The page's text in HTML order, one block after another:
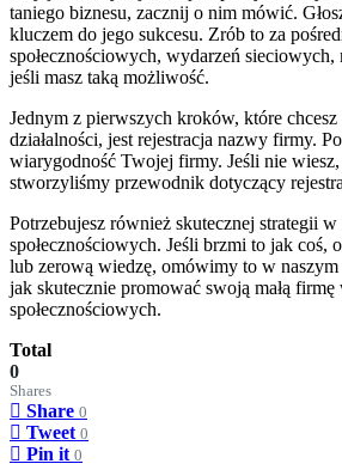
taniego biznesu, zacznij o nim mówić.
kluczem do jego sukcesu. Zrób to za
społecznościowych, wydarzeń
jeśli masz taką możliwość.
Jednym z pierwszych kroków, które
działalności, jest rejestracja nazwy firmy.
wiarygodność Twojej firmy. Jeśli nie
stworzyliśmy przewodnik dotyczący
Potrzebujesz również skutecznej strategii w
społecznościowych. Jeśli brzmi to jak coś,
lub zerową wiedzę, omówimy to w naszym
jak skutecznie promować swoją małą firmę
społecznościowych.
Total
0
Shares
Share 0
Tweet 0
Pin it 0